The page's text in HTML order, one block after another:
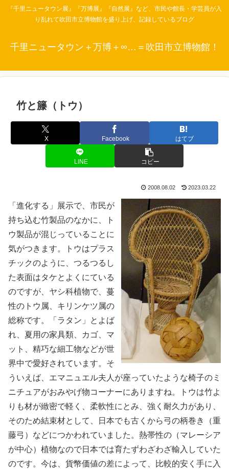
『千里ニュータウン展』『万博展』『自然展』など、市民や館長・学芸員が入
り乱れて吹田市立博物館を盛り上げ、記録しているブログ
千里ニュータウン＋万博＋∞…＝吹田市立博物館！
竹と籐（トウ）
X Facebook はてブ
LINE コピー
2008.08.02 2023.03.22
「進化する」展示で、市民が
持ち込む竹製品のなかに、ト
ウ製品が混じっていることに
気がつきます。トウはプラス
チックのように、つるつるし
た表面はタケとよくにている
のですが、ヤシ科植物で、蔓
性のトウ属、キリンケツ属の
総称です。「ラタン」とよば
れ、夏用の家具類、カゴ、マ
ット、精巧な細工物などが世
界中で愛好されています。そ
ういえば、エマニュエル夫人が座っていたような椅子のミ
ニチュアがおみやげ物コーナーにありますね。トウは竹よ
りも材が緻密で軽く、柔軟性にとみ、強く耐久力があり、
そのため結束材として、日本でも古くから弓の柄巻き（重
藤弓）などにつかわれていました。熱帯性の（マレーシア
が中心）植物なので日本では育たずわざわざ輸入していた
のです。今は、貨幣価値の差によって、比較的安く手に入